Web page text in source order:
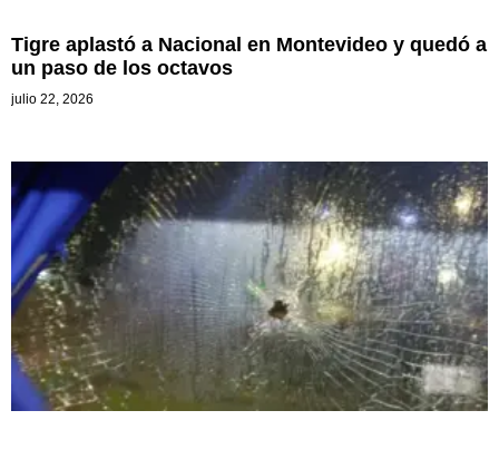
Tigre aplastó a Nacional en Montevideo y quedó a
un paso de los octavos
julio 22, 2026